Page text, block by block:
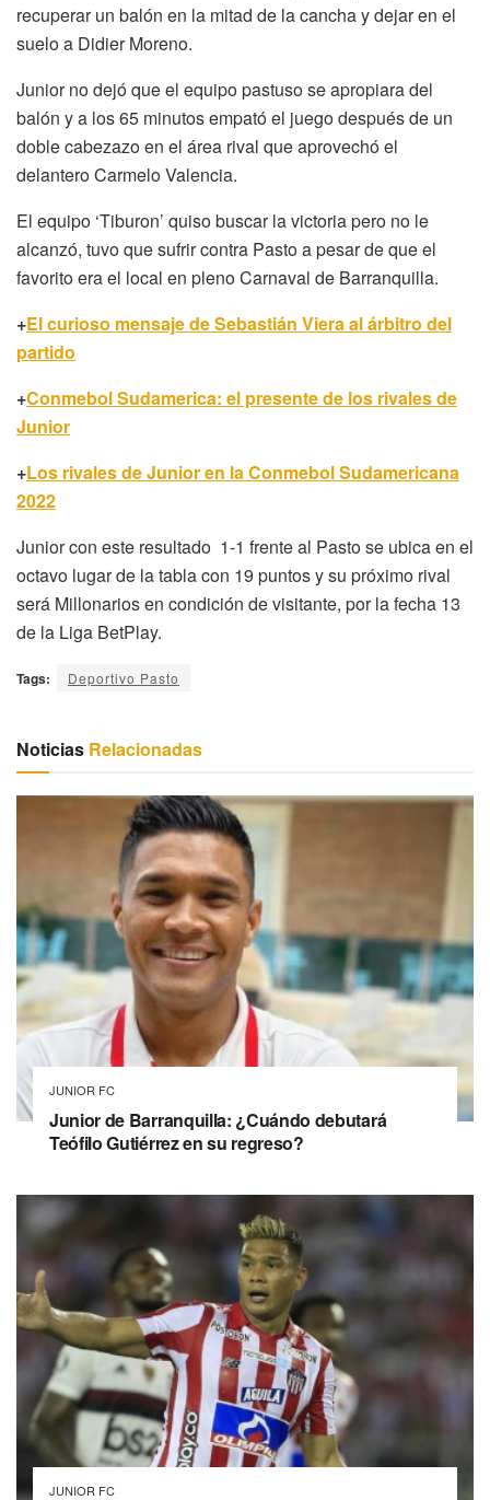
recuperar un balón en la mitad de la cancha y dejar en el
suelo a Didier Moreno.
Junior no dejó que el equipo pastuso se apropiara del
balón y a los 65 minutos empató el juego después de un
doble cabezazo en el área rival que aprovechó el
delantero Carmelo Valencia.
El equipo ‘Tiburon’ quiso buscar la victoria pero no le
alcanzó, tuvo que sufrir contra Pasto a pesar de que el
favorito era el local en pleno Carnaval de Barranquilla.
+El curioso mensaje de Sebastián Viera al árbitro del
partido
+Conmebol Sudamerica: el presente de los rivales de
Junior
+Los rivales de Junior en la Conmebol Sudamericana
2022
Junior con este resultado 1-1 frente al Pasto se ubica en el
octavo lugar de la tabla con 19 puntos y su próximo rival
será Millonarios en condición de visitante, por la fecha 13
de la Liga BetPlay.
Tags: Deportivo Pasto
Noticias Relacionadas
JUNIOR FC
Junior de Barranquilla: ¿Cuándo debutará
Teófilo Gutiérrez en su regreso?
JUNIOR FC